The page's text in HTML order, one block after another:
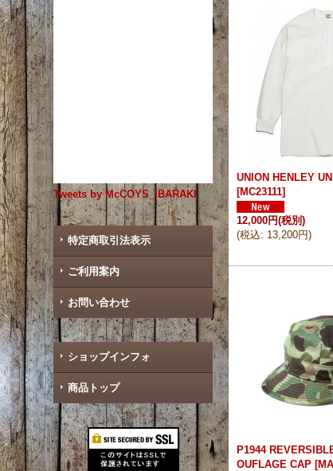
Tweets by McCOYS_IBARAKI
特定商取引法表示
ご利用案内
お問い合わせ
ショップインフォ
商品トップ
UNION HENLEY
[MC23111]
12,000円(税別)
(税込: 13,200円)
P1944
OUFLAGE CAP [